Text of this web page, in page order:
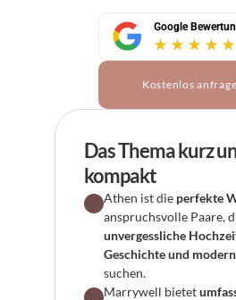
Google
Kostenlos
Das Thema kurz
kompakt
Athen ist die perfekte
unvergessliche
Geschichte und
suchen.
Marrywell bietet